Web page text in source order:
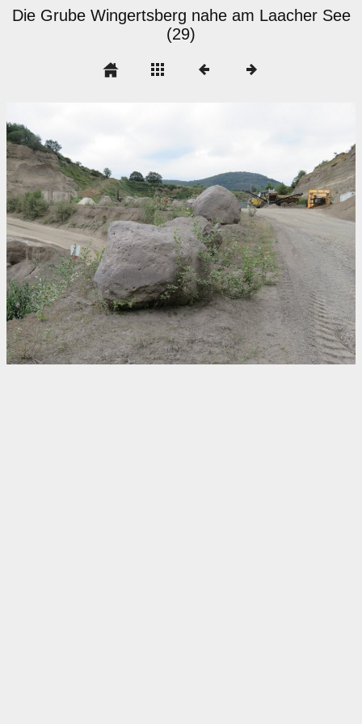
Die Grube Wingertsberg nahe am Laacher See
(29)